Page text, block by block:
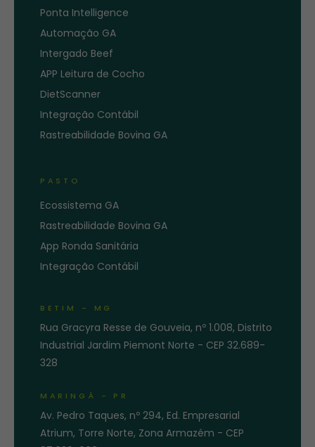
Ponta Intelligence
Automação GA
Intergado Beef
APP Leitura de Cocho
DietScanner
Integração Contábil
Rastreabilidade Bovina GA
PASTO
Ecossistema GA
Rastreabilidade Bovina GA
App Ronda Sanitária
Integração Contábil
BETIM - MG
Rua Gracyra Resse de Gouveia, nº 1.008, Distrito
Industrial Jardim Piemont Norte - CEP 32.689-
328
MARINGÁ - PR
Av. Pedro Taques, nº 294, Ed. Empresarial
Atrium, Torre Norte, Zona Armazém - CEP